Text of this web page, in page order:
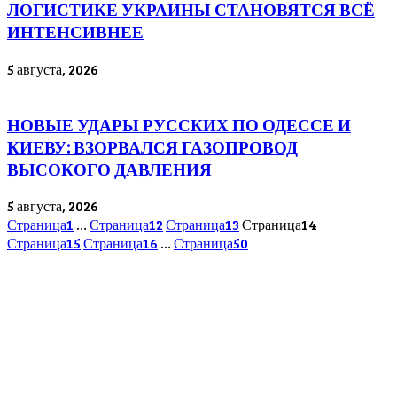
ЛОГИСТИКЕ УКРАИНЫ СТАНОВЯТСЯ ВСЁ
ИНТЕНСИВНЕЕ
5 августа, 2026
НОВЫЕ УДАРЫ РУССКИХ ПО ОДЕССЕ И
КИЕВУ: ВЗОРВАЛСЯ ГАЗОПРОВОД
ВЫСОКОГО ДАВЛЕНИЯ
5 августа, 2026
Страница1 …Страница12Страница13Страница14
Страница15Страница16 …Страница50